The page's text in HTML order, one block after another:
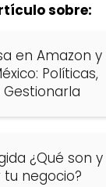
sobre:
en Amazon y
Políticas,
¿Qué son y
negocio?